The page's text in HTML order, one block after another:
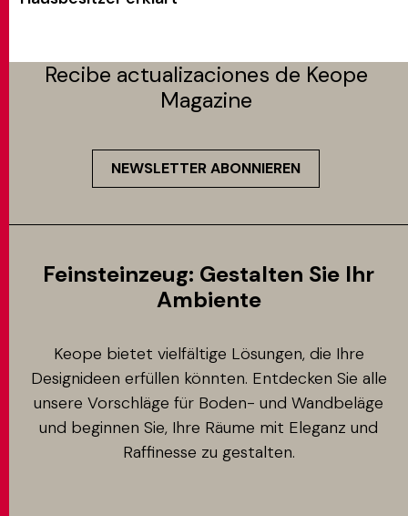
Recibe actualizaciones de Keope
Magazine
NEWSLETTER ABONNIEREN
Feinsteinzeug: Gestalten Sie Ihr
Ambiente
Keope bietet vielfältige Lösungen, die Ihre
Designideen erfüllen könnten. Entdecken Sie alle
unsere Vorschläge für Boden- und Wandbeläge
und beginnen Sie, Ihre Räume mit Eleganz und
Raffinesse zu gestalten.